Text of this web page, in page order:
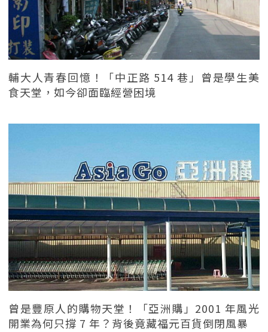
輔大人青春回憶！「中正路 514 巷」曾是學生美
食天堂，如今卻面臨經營困境
曾是豐原人的購物天堂！「亞洲購」2001 年風光
開業為何只撐 7 年？背後竟藏福元百貨倒閉風暴